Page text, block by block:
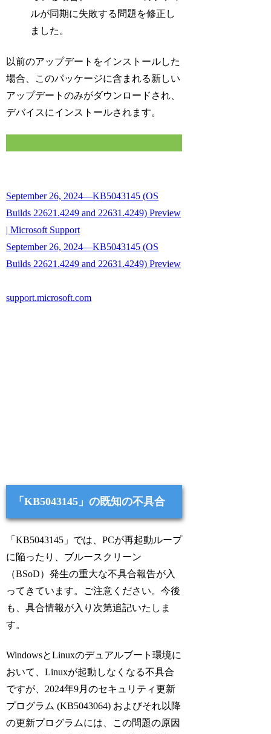
ルが同期に失敗する問題を修正し
ました。
以前のアップデートをインストールした
場合、このパッケージに含まれる新しい
アップデートのみがダウンロードされ、
デバイスにインストールされます。
September 26, 2024—KB5043145 (OS
Builds 22621.4249 and 22631.4249) Preview
| Microsoft Support
September 26, 2024—KB5043145 (OS
Builds 22621.4249 and 22631.4249) Preview
support.microsoft.com
「KB5043145」の既知の不具合
「KB5043145」では、PCが再起動ループ
に陥ったり、ブルースクリーン
（BSoD）発生の重大な不具合報告が入
ってきています。ご注意ください。今後
も、具合情報が入り次第追記いたしま
す。
WindowsとLinuxのデュアルブート環境に
おいて、Linuxが起動しなくなる不具合
ですが、2024年9月のセキュリティ更新
プログラム (KB5043064) およびそれ以降
の更新プログラムには、この問題の原因